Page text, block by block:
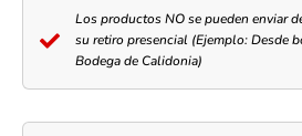
Los productos NO se pueden enviar
su retiro presencial (Ejemplo: Desde
Bodega de Calidonia)